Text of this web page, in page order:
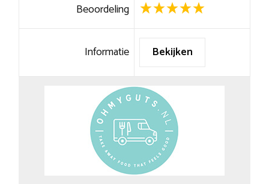
Beoordeling
Informatie Bekijken